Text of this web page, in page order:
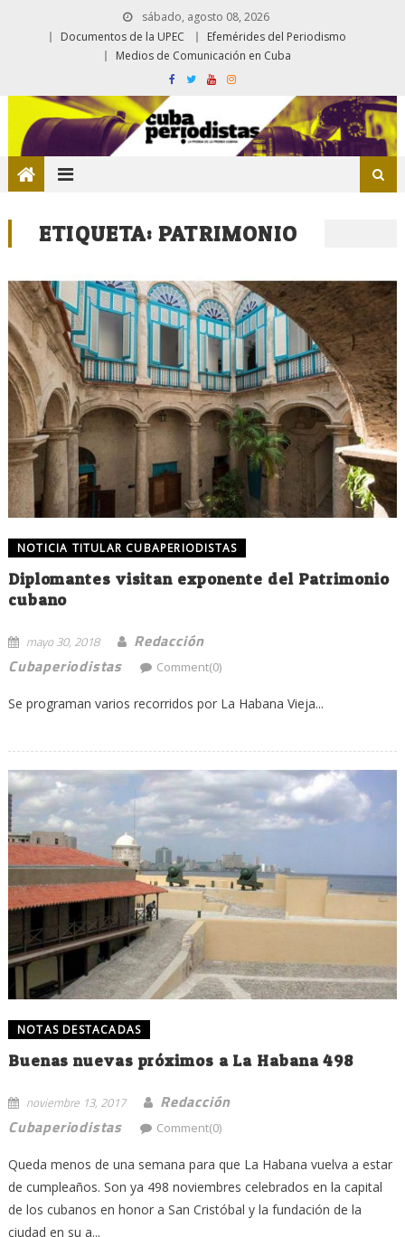
sábado, agosto 08, 2026
Documentos de la UPEC
Efemérides del Periodismo
Medios de Comunicación en Cuba
ETIQUETA: PATRIMONIO
NOTICIA TITULAR CUBAPERIODISTAS
Diplomantes visitan exponente del Patrimonio
cubano
mayo 30, 2018
Redacción
Cubaperiodistas
Comment(0)
Se programan varios recorridos por La Habana Vieja...
NOTAS DESTACADAS
Buenas nuevas próximos a La Habana 498
noviembre 13, 2017
Redacción
Cubaperiodistas
Comment(0)
Queda menos de una semana para que La Habana vuelva a estar
de cumpleaños. Son ya 498 noviembres celebrados en la capital
de los cubanos en honor a San Cristóbal y la fundación de la
ciudad en su a...